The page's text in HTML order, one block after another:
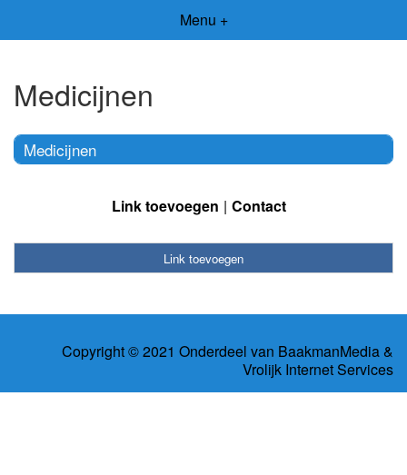
Menu +
Medicijnen
Medicijnen
Link toevoegen Contact
Link toevoegen
Copyright © 2021 Onderdeel van BaakmanMedia&
Vrolijk Internet Services